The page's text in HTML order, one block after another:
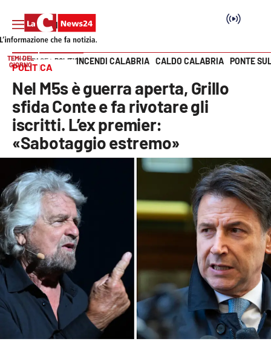
SEZIONI
Cronaca
Politica
Attualità
Economia e lavoro
Italia Mondo
Sanità
Sport
Cultura
Vai
TEMI DEL
GIORNO
INCENDI CALABRIA CALDO CALABRIA PONTE
HOME PAGE POLITICA
POLITICA
Nel M5s è guerra aperta, Grillo
sfida Conte e fa rivotare gli
iscritti. L’ex premier:
«Sabotaggio estremo»